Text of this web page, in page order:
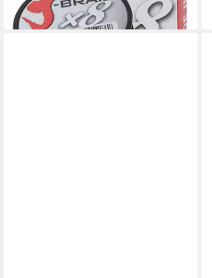
in 4-5 Werktagen bei dir